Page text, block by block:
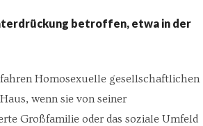
betroffen, etwa in der
Homosexuelle gesellschaftlichen
wenn sie von seiner
Großfamilie oder das soziale Umfeld